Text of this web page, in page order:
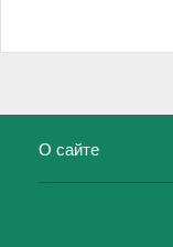
О сайте